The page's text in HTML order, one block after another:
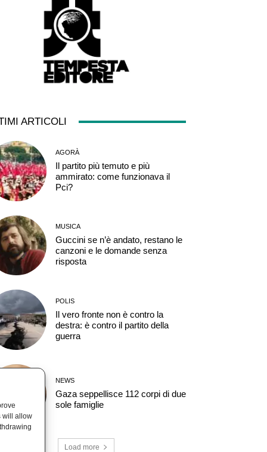
will allow
ARTICOLI
AGORÀ
Il partito più temuto e più
ammirato: come funzionava il
Pci?
MUSICA
Guccini se n’è andato, restano le
canzoni e le domande senza
risposta
POLIS
Il vero fronte non è contro la
destra: è contro il partito della
guerra
NEWS
Gaza seppellisce 112 corpi di due
sole famiglie
Load more